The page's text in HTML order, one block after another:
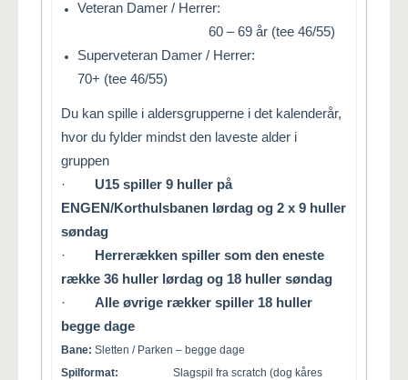
Veteran Damer / Herrer:
60 – 69 år (tee 46/55)
Superveteran Damer / Herrer:
70+ (tee 46/55)
Du kan spille i aldersgrupperne i det kalenderår,
hvor du fylder mindst den laveste alder i
gruppen
· U15 spiller 9 huller på
ENGEN/Korthulsbanen lørdag og 2 x 9 huller
søndag
·
Herrerækken spiller som den eneste
række 36 huller lørdag og 18 huller søndag
· Alle øvrige rækker spiller 18 huller
begge dage
Bane: Sletten / Parken – begge dage
Spilformat: Slagspil fra scratch (dog kåres